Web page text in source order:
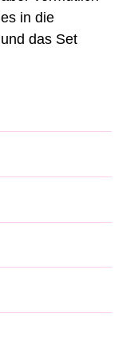
in die
das Set